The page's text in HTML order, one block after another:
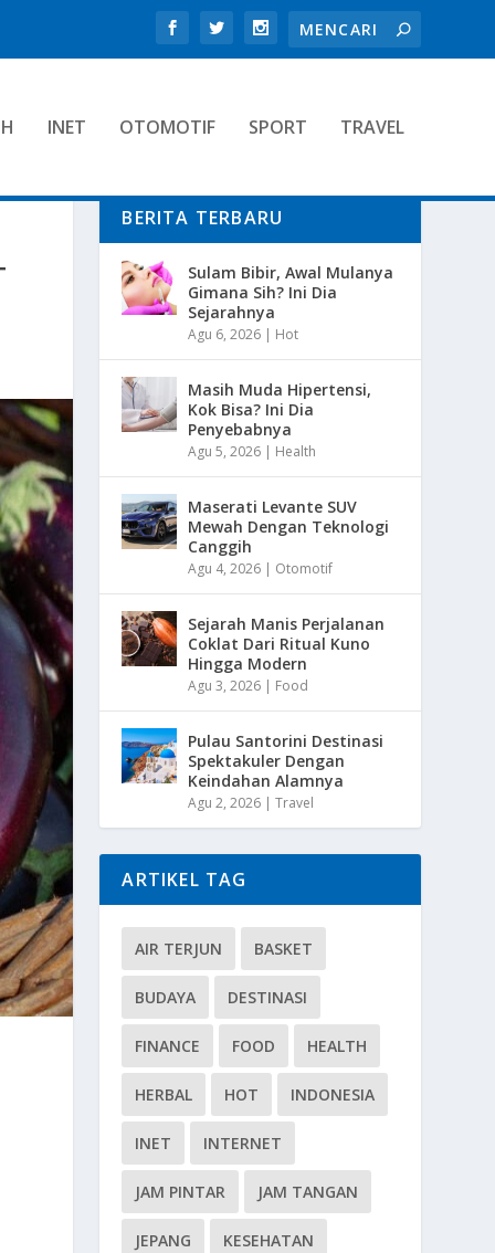
INET OTOMOTIF SPORT TRAVEL
BERITA TERBARU
Sulam Bibir, Awal Mulanya
Gimana Sih? Ini Dia
Sejarahnya
Agu 6, 2026 | Hot
Masih Muda Hipertensi,
Kok Bisa? Ini Dia
Penyebabnya
Agu 5, 2026 | Health
Maserati Levante SUV
Mewah Dengan Teknologi
Canggih
Agu 4, 2026 | Otomotif
Sejarah Manis Perjalanan
Coklat Dari Ritual Kuno
Hingga Modern
Agu 3, 2026 | Food
Pulau Santorini Destinasi
Spektakuler Dengan
Keindahan Alamnya
Agu 2, 2026 |Travel
ARTIKEL TAG
AIR TERJUN BASKET
BUDAYA DESTINASI
FINANCE FOOD HEALTH
HERBAL HOT INDONESIA
INET INTERNET
JAM PINTAR JAM TANGAN
JEPANG KESEHATAN